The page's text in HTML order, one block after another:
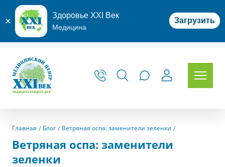
Здоровье XXI Век
Медицина
Загрузить
Главная Блог Ветряная оспа: заменители зеленки
Ветряная оспа: заменители
зеленки